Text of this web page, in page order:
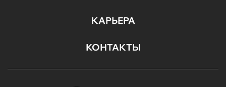
КАРЬЕРА
КОНТАКТЫ